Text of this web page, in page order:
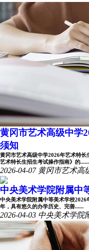
黄冈市艺术高级中学
须知
黄冈市艺术高级中学2026年艺术特
艺术特长生招生考试操作指南》的......
2026-04-07 黄冈市艺术高
中央美术学院附属中
中央美术学院附属中等美术学校
年，具有悠久的办学历史、完善......
2026-04-03 中央美术学院